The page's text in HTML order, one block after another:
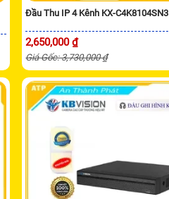
Đầu Thu IP 4 Kênh KX-C4K8104SN3
2,650,000 ₫
Giá Gốc: 3,730,000 ₫